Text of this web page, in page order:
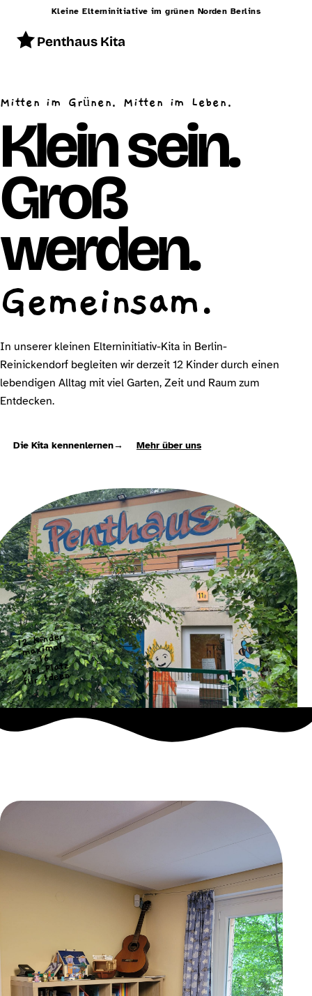
Kleine Elterninitiative im grünen Norden Berlins
Penthaus Kita
Konzept
Betreuung
Alltag
Räumlichkeiten
Essen
Kontakt
Mitten im Grünen. Mitten im Leben.
Klein sein.
Groß
werden.
Gemeinsam.
In unserer kleinen Elterninitiativ-Kita in Berlin-
Reinickendorf begleiten wir derzeit 12 Kinder durch einen
lebendigen Alltag mit viel Garten, Zeit und Raum zum
Entdecken.
Die Kita kennenlernen→ Mehr über uns
12 Kinder
maximal
16
viel Platz
für Ideen